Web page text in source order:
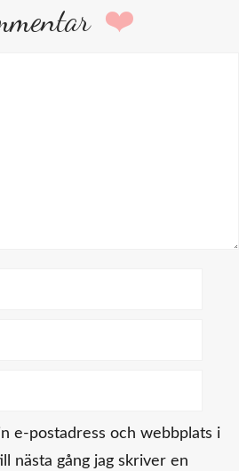
e-postadress och webbplats i
nästa gång jag skriver en